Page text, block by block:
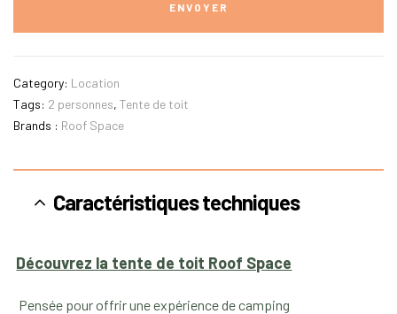
Category: Location
Tags: 2 personnes, Tente de toit
Brands : Roof Space
Caractéristiques techniques
Découvrez la tente de toit Roof Space
Pensée pour offrir une expérience de camping